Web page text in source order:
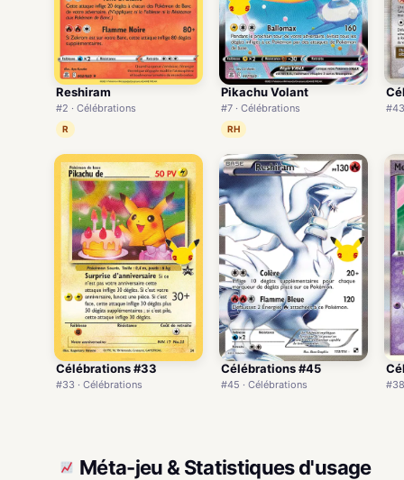
Reshiram
#2 · Célébrations
R
Pikachu Volant
#7 · Célébrations
RH
Célébrations #33
#33 · Célébrations
Célébrations #45
#45 · Célébrations
Méta-jeu & Statistiques d'usage